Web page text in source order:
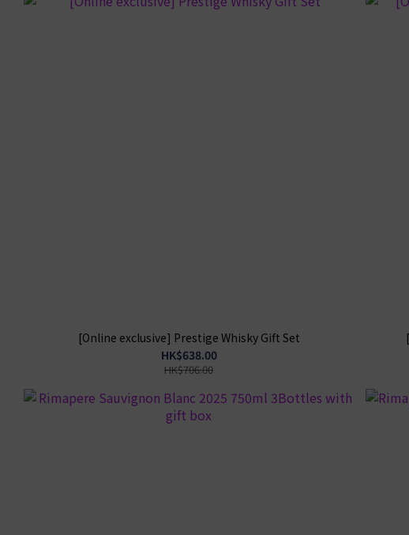
[Online exclusive] Prestige Whisky Gift Set
HK$638.00
HK$706.00